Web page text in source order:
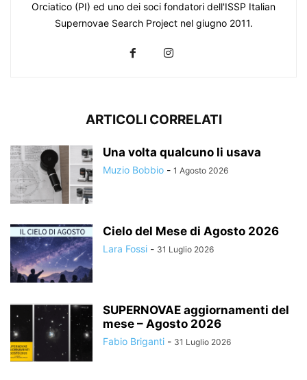
Orciatico (PI) ed uno dei soci fondatori dell'ISSP Italian
Supernovae Search Project nel giugno 2011.
ARTICOLI CORRELATI
Una volta qualcuno li usava
Muzio Bobbio - 1 Agosto 2026
Cielo del Mese di Agosto 2026
Lara Fossi - 31 Luglio 2026
SUPERNOVAE aggiornamenti del
mese – Agosto 2026
Fabio Briganti - 31 Luglio 2026